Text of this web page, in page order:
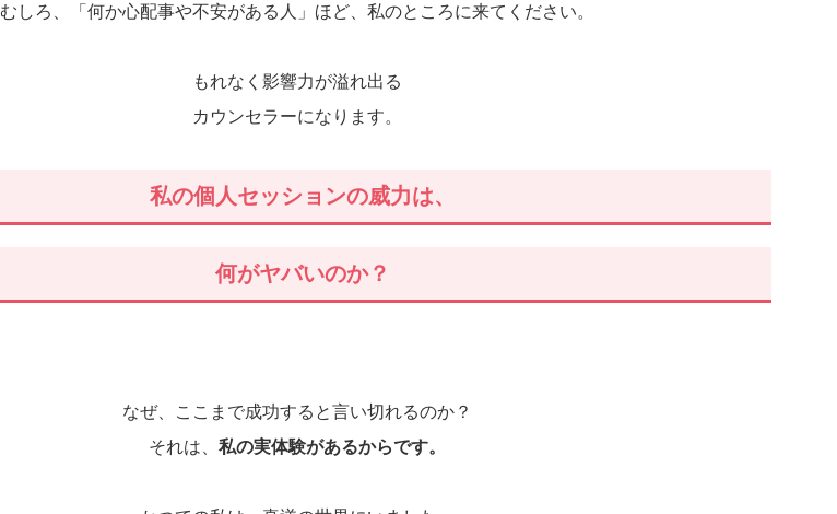
むしろ、「何か心配事や不安がある人」ほど、私のところに来てください。
もれなく影響力が溢れ出る
カウンセラーになります。
私の個人セッションの威力は、
何がヤバいのか？
なぜ、ここまで成功すると言い切れるのか？
それは、 私の実体験があるからです。